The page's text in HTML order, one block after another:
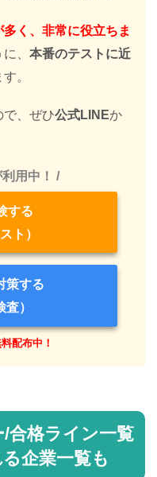
多く、非常に役立ちま
、 本番のテストに近
。
で、ぜひ公式LINEか
用中！ /
する
ト）
策する
査）
配布中！
合格ライン一覧
企業一覧も